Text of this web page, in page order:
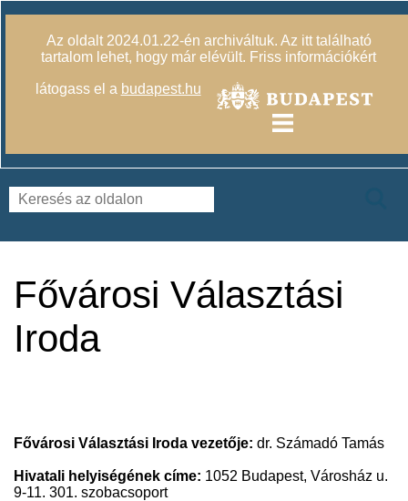
Az oldalt 2024.01.22-én archiváltuk. Az itt található
tartalom lehet, hogy már elévült. Friss információkért
látogass el a budapest.hu
Fővárosi Választási
Iroda
Fővárosi Választási Iroda vezetője: dr. Számadó Tamás
Hivatali helyiségének címe: 1052 Budapest, Városház u.
9-11. 301. szobacsoport